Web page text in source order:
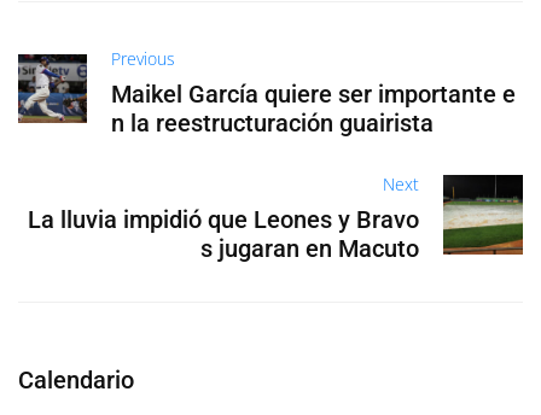
Previous
Maikel García quiere ser importante e
n la reestructuración guairista
Next
La lluvia impidió que Leones y Bravo
s jugaran en Macuto
Calendario